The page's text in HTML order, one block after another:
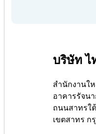
บริษัท ไ
สำนักงานใ
อาคารรัจน
ถนนสาทรใ
เขตสาทร ก